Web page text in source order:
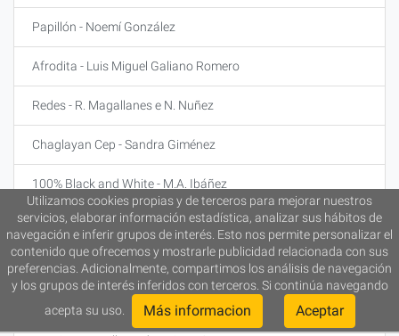
Papillón - Noemí González
Afrodita - Luis Miguel Galiano Romero
Redes - R. Magallanes e N. Nuñez
Chaglayan Cep - Sandra Giménez
100% Black and White - M.A. Ibáñez
New Look - Silvia González Guerra
Jardim Dourado - Esther Ruiz Noriega
Nightmare Ladies - Grupo AMEM
Utilizamos cookies propias y de terceros para mejorar nuestros
servicios, elaborar información estadística, analizar sus hábitos de
navegación e inferir grupos de interés. Esto nos permite personalizar el
contenido que ofrecemos y mostrarle publicidad relacionada con sus
preferencias. Adicionalmente, compartimos los análisis de navegación
y los grupos de interés inferidos con terceros. Si continúa navegando
acepta su uso.
Más informacion Aceptar